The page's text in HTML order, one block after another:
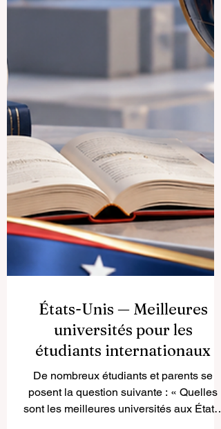
États-Unis — Meilleures
universités pour les
étudiants internationaux
De nombreux étudiants et parents se